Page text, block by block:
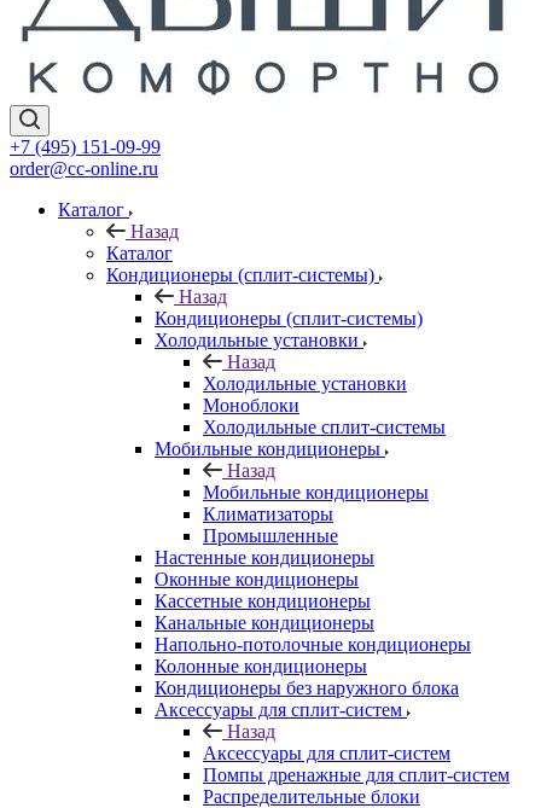
+7 (495) 151-09-99
order@cc-online.ru
Каталог
Назад
Каталог
Кондиционеры (сплит-системы)
Назад
Кондиционеры (сплит-системы)
Холодильные установки
Назад
Холодильные установки
Моноблоки
Холодильные сплит-системы
Мобильные кондиционеры
Назад
Мобильные кондиционеры
Климатизаторы
Промышленные
Настенные кондиционеры
Оконные кондиционеры
Кассетные кондиционеры
Канальные кондиционеры
Напольно-потолочные кондиционеры
Колонные кондиционеры
Кондиционеры без наружного блока
Аксессуары для сплит-систем
Назад
Аксессуары для сплит-систем
Помпы дренажные для сплит-систем
Распределительные блоки